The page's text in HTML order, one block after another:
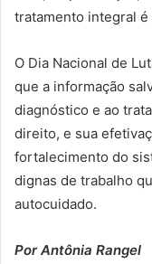
tratamento integral é
O Dia Nacional de
que a informação
diagnóstico e ao
direito, e sua
fortalecimento do
dignas de trabalho
autocuidado.
Por Antônia Rangel